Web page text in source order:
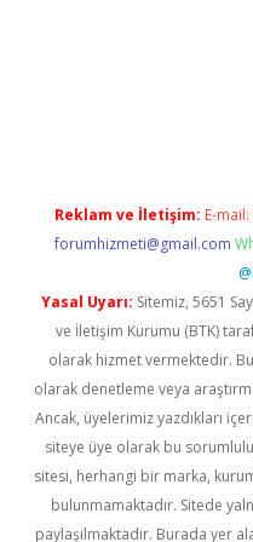
Reklam ve İletişim: E-mail:
forumhizmeti@gmail.com
Yasal Uyarı: Sitemiz, 5651
ve İletişim Kurumu (BTK)
olarak hizmet vermektedir.
olarak denetleme veya
Ancak, üyelerimiz yazdıkları
siteye üye olarak bu
sitesi, herhangi bir marka,
bulunmamaktadır. Sitede
paylaşılmaktadır. Burada yer